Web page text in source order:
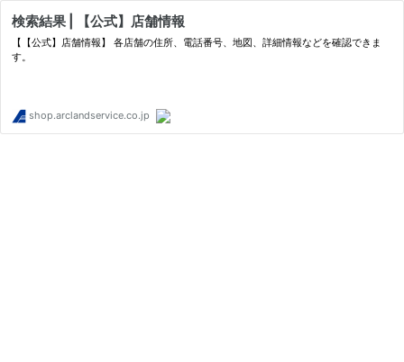
検索結果 | 【公式】店舗情報
【【公式】店舗情報】 各店舗の住所、電話番号、地図、詳細情報などを確認できま
す。
shop.arclandservice.co.jp